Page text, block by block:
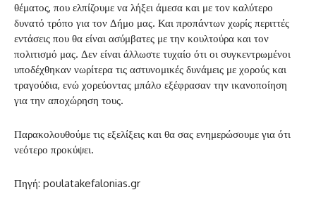
θέματος, που ελπίζουμε να λήξει άμεσα και με τον καλύτερο
δυνατό τρόπο για τον Δήμο μας. Και προπάντων χωρίς περιττές
εντάσεις που θα είναι ασύμβατες με την κουλτούρα και τον
πολιτισμό μας. Δεν είναι άλλωστε τυχαίο ότι οι συγκεντρωμένοι
υποδέχθηκαν νωρίτερα τις αστυνομικές δυνάμεις με χορούς και
τραγούδια, ενώ χορεύοντας μπάλο εξέφρασαν την ικανοποίηση
για την αποχώρηση τους.
Παρακολουθούμε τις εξελίξεις και θα σας ενημερώσουμε για ότι
νεότερο προκύψει.
Πηγή: poulatakefalonias.gr